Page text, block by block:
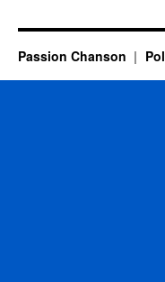
Passion Chanson